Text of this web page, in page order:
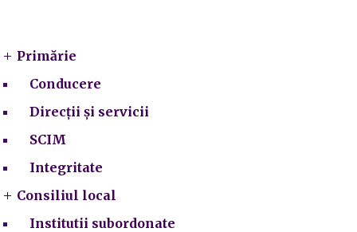
Primărie
Conducere
Direcții și servicii
SCIM
Integritate
Consiliul local
Institutii subordonate